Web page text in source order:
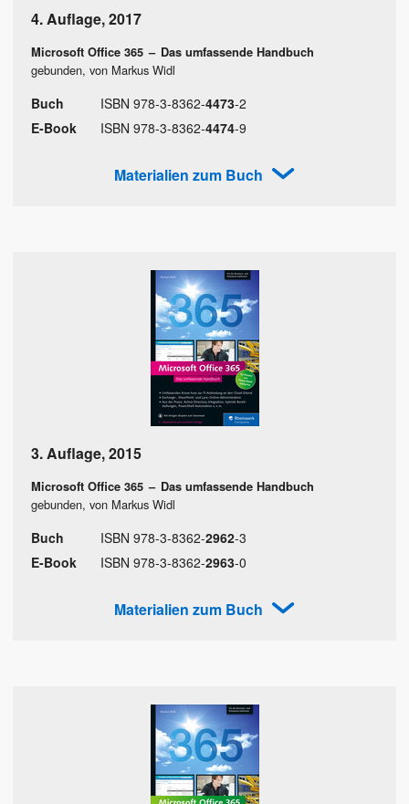
4. Auflage,2017
Microsoft Office 365 – Das umfassende Handbuch
gebunden, von Markus Widl
Buch ISBN 978-3-8362-4473-2
E-Book
ISBN 978-3-8362-4474-9
Materialien zum Buch
3. Auflage,2015
Microsoft Office 365 – Das umfassende Handbuch
gebunden, von Markus Widl
Buch ISBN 978-3-8362-2962-3
E-Book
ISBN 978-3-8362-2963-0
Materialien zum Buch